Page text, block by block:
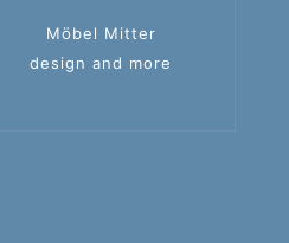
Möbel Mitter
design and more